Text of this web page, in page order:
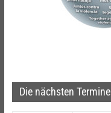
Die nächsten Termine